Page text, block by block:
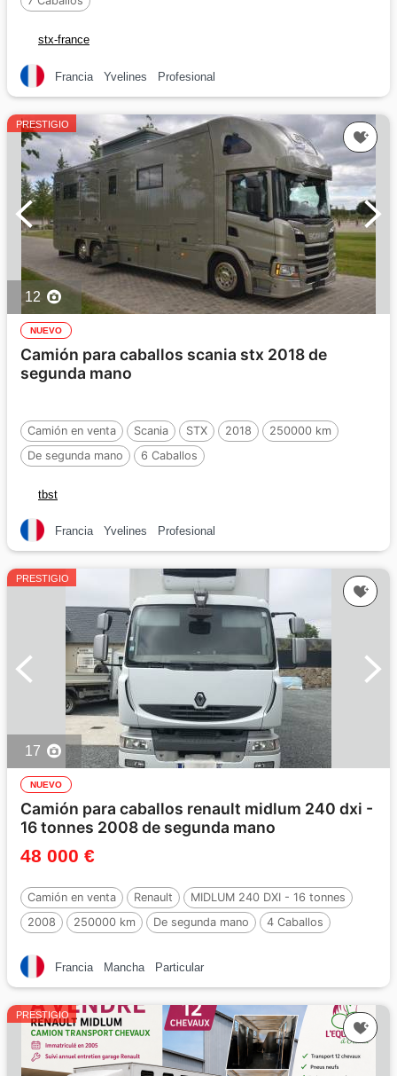
stx-france
Francia Yvelines Profesional
PRESTIGIO
12
NUEVO
Camión para caballos scania stx 2018 de
segunda mano
Camión en venta Scania STX 2018
250000 km
De segunda mano
6 Caballos
tbst
Francia Yvelines Profesional
PRESTIGIO
17
NUEVO
Camión para caballos renault midlum 240 dxi -
16 tonnes 2008 de segunda mano
48 000 €
Camión en venta Renault
MIDLUM 240 DXI - 16 tonnes
2008
250000 km De segunda mano 4 Caballos
Francia Mancha Particular
PRESTIGIO